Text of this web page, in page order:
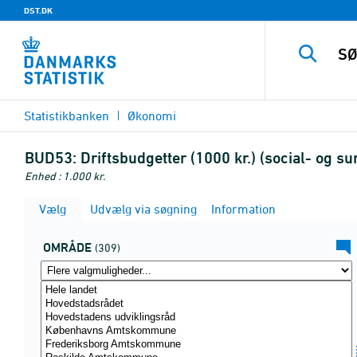
DST.DK
Statistikbanken Økonomi
BUD53: Driftsbudgetter (1000 kr.) (social- og
Enhed : 1.000 kr.
Vælg Udvælg via søgning Information
OMRÅDE (309)